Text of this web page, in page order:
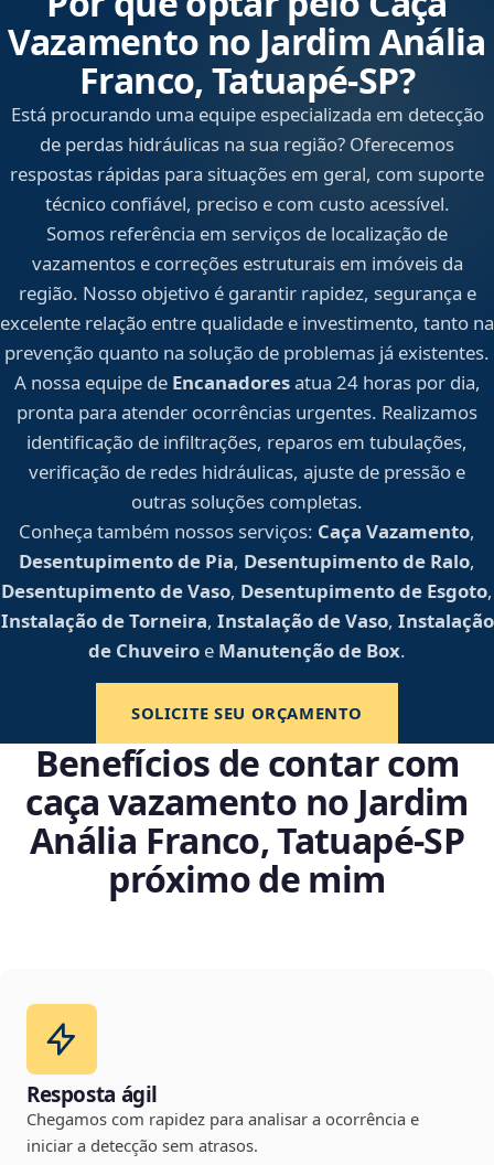
Vazamento no Jardim Anália
Franco, Tatuapé‑SP?
Está procurando uma equipe especializada em detecção
de perdas hidráulicas na sua região? Oferecemos
respostas rápidas para situações em geral, com suporte
técnico confiável, preciso e com custo acessível.
Somos referência em serviços de localização de
vazamentos e correções estruturais em imóveis da
região. Nosso objetivo é garantir rapidez, segurança e
excelente relação entre qualidade e investimento, tanto na
prevenção quanto na solução de problemas já existentes.
A nossa equipe de Encanadoresatua 24 horas por dia,
pronta para atender ocorrências urgentes. Realizamos
identificação de infiltrações, reparos em tubulações,
verificação de redes hidráulicas, ajuste de pressão e
outras soluções completas.
Conheça também nossos serviços: Caça Vazamento,
Desentupimento de Pia, Desentupimento de Ralo,
Desentupimento de Vaso, Desentupimento de Esgoto,
Instalação de Torneira, Instalação de Vaso, Instalação
de Chuveiro e Manutenção de Box.
SOLICITE SEU ORÇAMENTO
Benefícios de contar com
caça vazamento no Jardim
Anália Franco, Tatuapé‑SP
próximo de mim
Resposta ágil
Chegamos com rapidez para analisar a ocorrência e
iniciar a detecção sem atrasos.